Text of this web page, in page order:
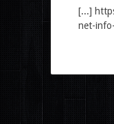
[...]
net-